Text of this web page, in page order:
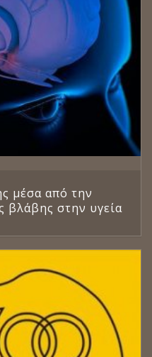
μέσα από την
βλάβης στην υγεία